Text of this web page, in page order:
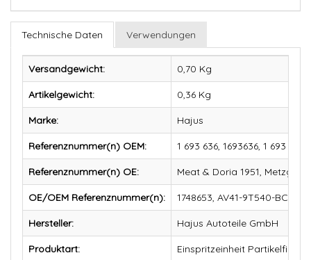
Technische Daten Verwendungen
Versandgewicht: 0,70 Kg
Artikelgewicht: 0,36 Kg
Marke: Hajus
Referenznummer(n) OEM: 1 693 636, 1693636, 1 693
Referenznummer(n) OE: Meat & Doria 1951, Metzger
OE/OEM Referenznummer(n): 1748653, AV41-9T540-BC,
Hersteller: Hajus Autoteile GmbH
Produktart: Einspritzeinheit